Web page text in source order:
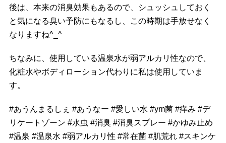
後は、本来の消臭効果もあるので、シュッシュしておく
と気になる臭い予防にもなるし、この時期は手放せなく
なりますね^_^
ちなみに、使用している温泉水が弱アルカリ性なので、
化粧水やボディローション代わりに私は使用していま
す。
#あうんまるしぇ #あうなー #愛しい水 #ym菌 #痒み #デ
リケートゾーン #水虫 #消臭 #消臭スプレー #かゆみ止め
#温泉 #温泉水 #弱アルカリ性 #常在菌 #肌荒れ #スキンケ